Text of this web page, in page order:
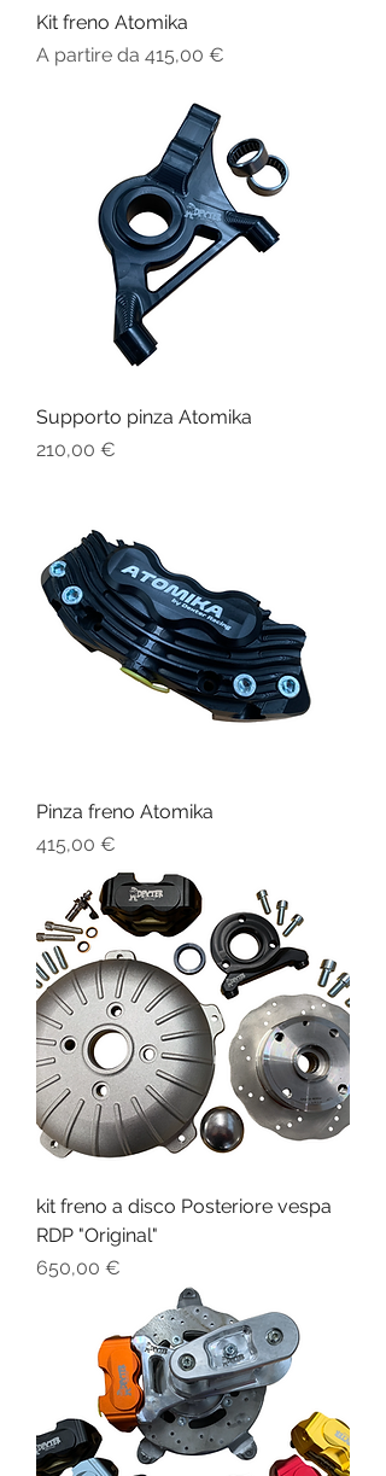
Kit freno Atomika
A partire da 415,00 €
Prezzo scontato
Supporto pinza Atomika
Prezzo
210,00 €
Pinza freno Atomika
Prezzo
415,00 €
kit freno a disco Posteriore vespa
RDP "Original"
Prezzo
650,00 €